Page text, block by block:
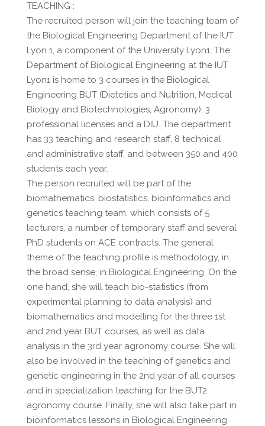
TEACHING :
The recruited person will join the teaching team of
the Biological Engineering Department of the IUT
Lyon 1, a component of the University Lyon1. The
Department of Biological Engineering at the IUT
Lyon1 is home to 3 courses in the Biological
Engineering BUT (Dietetics and Nutrition, Medical
Biology and Biotechnologies, Agronomy), 3
professional licenses and a DIU. The department
has 33 teaching and research staff, 8 technical
and administrative staff, and between 350 and 400
students each year.
The person recruited will be part of the
biomathematics, biostatistics, bioinformatics and
genetics teaching team, which consists of 5
lecturers, a number of temporary staff and several
PhD students on ACE contracts. The general
theme of the teaching profile is methodology, in
the broad sense, in Biological Engineering. On the
one hand, she will teach bio-statistics (from
experimental planning to data analysis) and
biomathematics and modelling for the three 1st
and 2nd year BUT courses, as well as data
analysis in the 3rd year agronomy course. She will
also be involved in the teaching of genetics and
genetic engineering in the 2nd year of all courses
and in specialization teaching for the BUT2
agronomy course. Finally, she will also take part in
bioinformatics lessons in Biological Engineering